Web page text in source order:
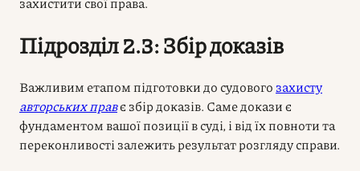
Підрозділ 2.3: Збір доказів
Важливим етапом підготовки до судового захисту
авторських правє збір доказів. Саме докази є
фундаментом вашої позиції в суді, і від їх повноти та
переконливості залежить результат розгляду справи.